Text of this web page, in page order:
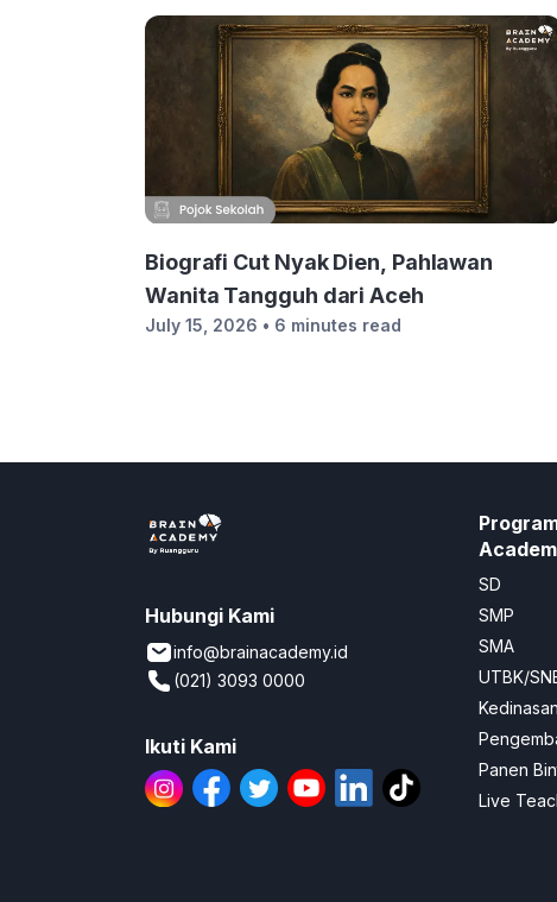
Biografi Cut Nyak Dien, Pahlawan
Wanita Tangguh dari Aceh
July 15, 2026 • 6 minutes read
Hubungi Kami
info@brainacademy.id
(021) 3093 0000
Ikuti Kami
SD
SMP
SMA
UTBK/
Kedinasan
Panen
Live